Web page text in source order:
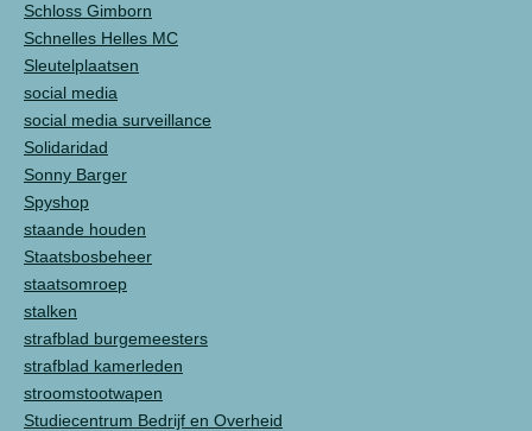
Schloss Gimborn
Schnelles Helles MC
Sleutelplaatsen
social media
social media surveillance
Solidaridad
Sonny Barger
Spyshop
staande houden
Staatsbosbeheer
staatsomroep
stalken
strafblad burgemeesters
strafblad kamerleden
stroomstootwapen
Studiecentrum Bedrijf en Overheid